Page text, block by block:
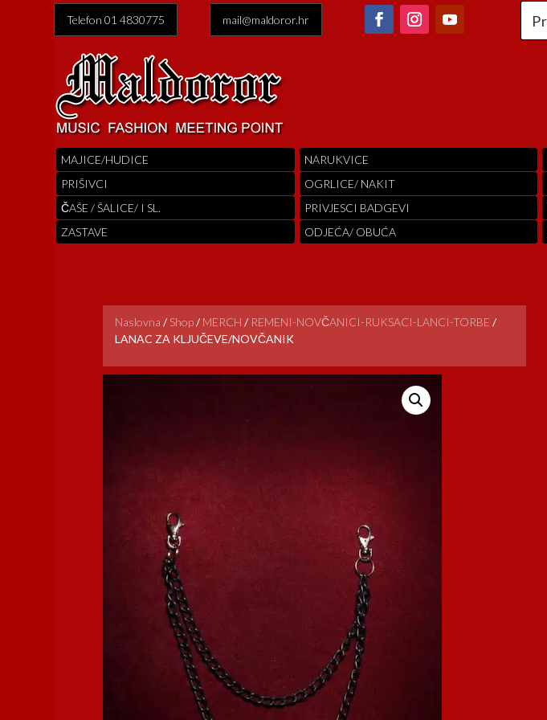
Telefon 01 4830775 mail@maldoror.hr
MAJICE/HUDICE
PRIŠIVCI
ČAŠE / ŠALICE/ I SL.
ZASTAVE
NARUKVICE
OGRLICE/ NAKIT
PRIVJESCI BADGEVI
ODJEĆA/ OBUĆA
Naslovna / Shop/ MERCH / REMENI-NOVČANICI-RUKSACI-LANCI-TORBE /
LANAC ZA KLJUČEVE/NOVČANIK